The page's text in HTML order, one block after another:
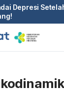
Depresi